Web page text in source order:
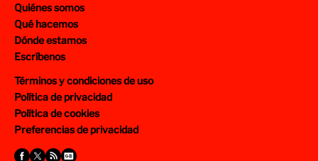
Quiénes somos
Qué hacemos
Dónde estamos
Escríbenos
Términos y condiciones de uso
Política de privacidad
Política de cookies
Preferencias de privacidad